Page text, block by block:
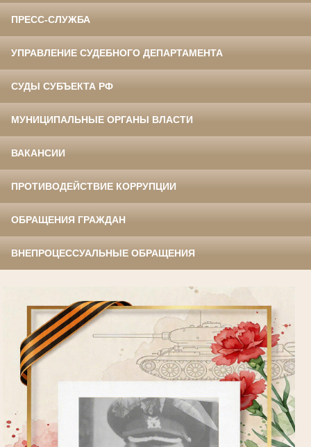
ПРЕСС-СЛУЖБА
УПРАВЛЕНИЕ СУДЕБНОГО ДЕПАРТАМЕНТА
СУДЫ СУБЪЕКТА РФ
МУНИЦИПАЛЬНЫЕ ОРГАНЫ ВЛАСТИ
ВАКАНСИИ
ПРОТИВОДЕЙСТВИЕ КОРРУПЦИИ
ОБРАЩЕНИЯ ГРАЖДАН
ВНЕПРОЦЕССУАЛЬНЫЕ ОБРАЩЕНИЯ